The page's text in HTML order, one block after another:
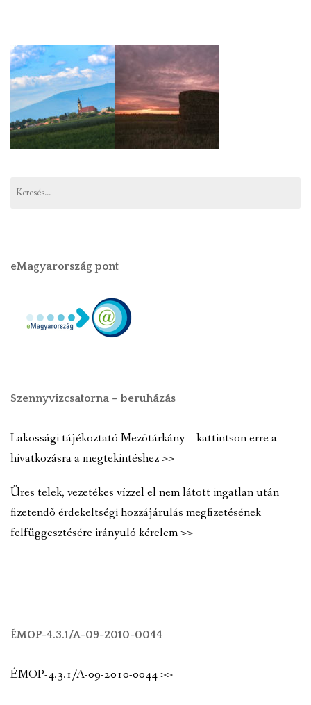
eMagyarország pont
Szennyvízcsatorna – beruházás
Lakossági tájékoztató Mezõtárkány – kattintson erre a
hivatkozásra a megtekintéshez >>
Üres telek, vezetékes vízzel el nem látott ingatlan után
fizetendõ érdekeltségi hozzájárulás megfizetésének
felfüggesztésére irányuló kérelem >>
ÉMOP-4.3.1/A-09-2010-0044
ÉMOP-4.3.1/A-09-2010-0044 >>